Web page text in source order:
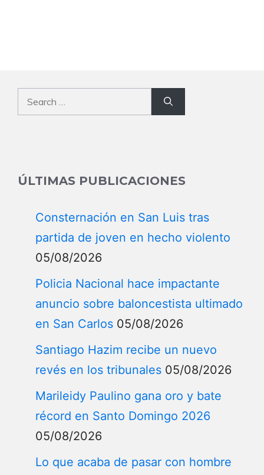
Search
for:
ÚLTIMAS PUBLICACIONES
Consternación en San Luis tras
partida de joven en hecho violento
05/08/2026
Policia Nacional hace impactante
anuncio sobre baloncestista ultimado
en San Carlos 05/08/2026
Santiago Hazim recibe un nuevo
revés en los tribunales 05/08/2026
Marileidy Paulino gana oro y bate
récord en Santo Domingo 2026
05/08/2026
Lo que acaba de pasar con hombre